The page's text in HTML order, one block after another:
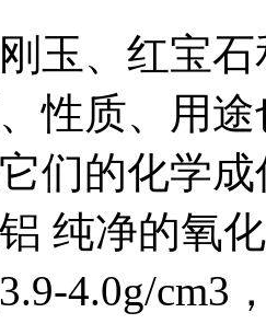
玉、红宝
性质、用
们的化学
纯净的氧
4.0g/